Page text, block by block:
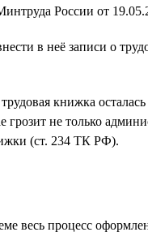
России от
в неё записи о
книжка
не только
(ст. 234 ТК РФ).
весь процесс